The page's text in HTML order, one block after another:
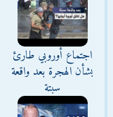
اجتماع أوروبي طارئ
بشأن الهجرة بعد واقعة
سبتة